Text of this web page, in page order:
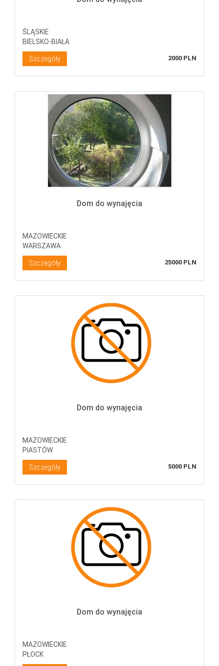
ŚLĄSKIE
BIELSKO-BIAŁA
Szczegóły 2000 PLN
Dom do wynajęcia
MAZOWIECKIE
WARSZAWA
Szczegóły 25000 PLN
Dom do wynajęcia
MAZOWIECKIE
PIASTÓW
Szczegóły 5000 PLN
Dom do wynajęcia
MAZOWIECKIE
PŁOCK